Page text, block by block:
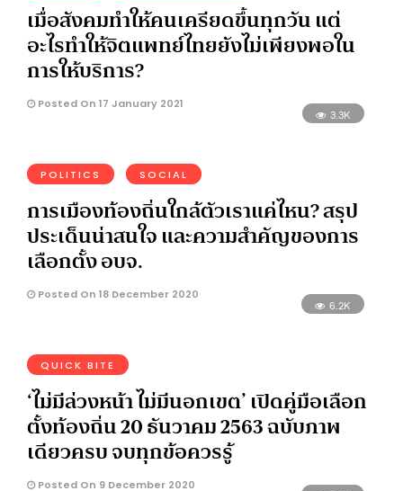
เมื่อสังคมทำให้คนเครียดขึ้นทุกวัน แต่
อะไรทำให้จิตแพทย์ไทยยังไม่เพียงพอใน
การให้บริการ?
Posted On 17 January 2021
3.3K
POLITICS SOCIAL
การเมืองท้องถิ่นใกล้ตัวเราแค่ไหน? สรุป
ประเด็นน่าสนใจ และความสำคัญของการ
เลือกตั้ง อบจ.
Posted On 18 December 2020
6.2K
QUICK BITE
‘ไม่มีล่วงหน้า ไม่มีนอกเขต’ เปิดคู่มือเลือก
ตั้งท้องถิ่น 20 ธันวาคม 2563 ฉบับภาพ
เดียวครบ จบทุกข้อควรรู้
Posted On 9 December 2020